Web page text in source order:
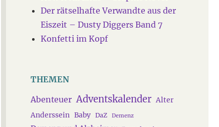
Der rätselhafte Verwandte aus der
Eiszeit – Dusty Diggers Band 7
Konfetti im Kopf
THEMEN
Abenteuer Adventskalender Alter
Anderssein Baby DaZ Demenz